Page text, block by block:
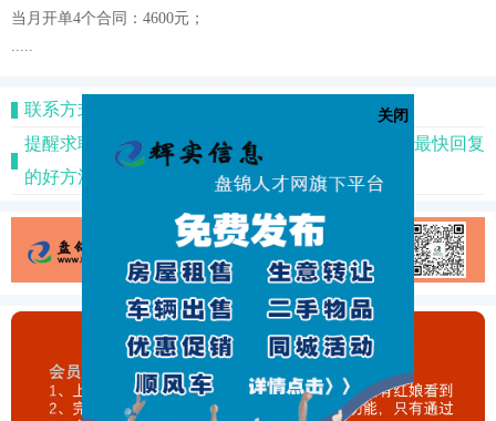
关闭
当月开单4个合同：4600元；
.....
联系方式
提醒求职者：投个完整简历后，打个电话是您得到最快回复
的好方法！